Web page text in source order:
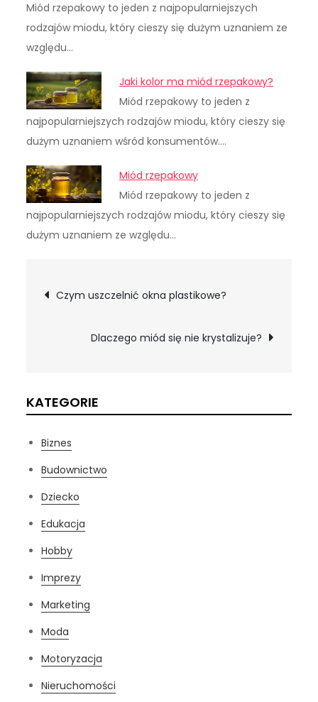
Miód rzepakowy to jeden z najpopularniejszych
rodzajów miodu, który cieszy się dużym uznaniem ze
względu…
Jaki kolor ma miód rzepakowy?
Miód rzepakowy to jeden z
najpopularniejszych rodzajów miodu, który cieszy się
dużym uznaniem wśród konsumentów.…
Miód rzepakowy
Miód rzepakowy to jeden z
najpopularniejszych rodzajów miodu, który cieszy się
dużym uznaniem ze względu…
Nawigacja
wpisu
Czym uszczelnić okna plastikowe?
Dlaczego miód się nie krystalizuje?
KATEGORIE
Biznes
Budownictwo
Dziecko
Edukacja
Hobby
Imprezy
Marketing
Moda
Motoryzacja
Nieruchomości